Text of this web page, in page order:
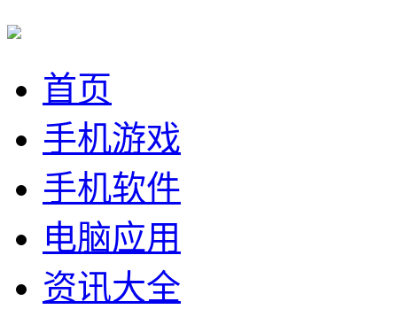
首页
手机游戏
手机软件
电脑应用
资讯大全